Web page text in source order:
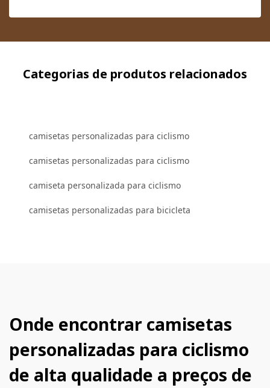
Categorias de produtos relacionados
camisetas personalizadas para ciclismo
camisetas personalizadas para ciclismo
camiseta personalizada para ciclismo
camisetas personalizadas para bicicleta
Onde encontrar camisetas
personalizadas para ciclismo
de alta qualidade a preços de